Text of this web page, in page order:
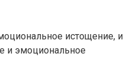
истощение, и
и эмоциональное